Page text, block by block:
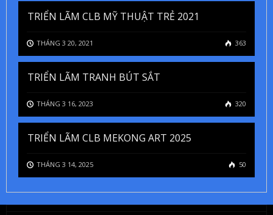
TRIỂN LÃM CLB MỸ THUẬT TRẺ 2021
THÁNG 3 20, 2021 363
TRIỂN LÃM TRANH BÚT SẮT
THÁNG 3 16, 2023 320
TRIỂN LÃM CLB MEKONG ART 2025
THÁNG 3 14, 2025 50